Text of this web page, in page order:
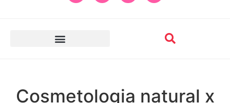
Cosmetologia natural x